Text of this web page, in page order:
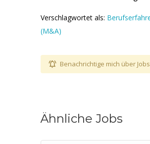
Verschlagwortet als:
(M&A)
Benachrichtige mich über
Ähnliche Jobs